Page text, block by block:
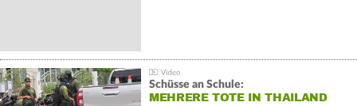
Schüsse an Schule:
MEHRERE TOTE IN THAILAND